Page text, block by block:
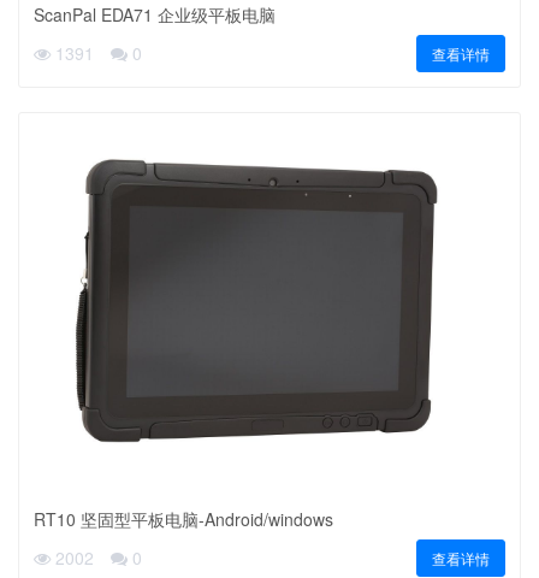
ScanPal EDA71 企业级平板电脑
1391
0 查看详情
RT10 坚固型平板电脑-Android/windows
2002
0 查看详情